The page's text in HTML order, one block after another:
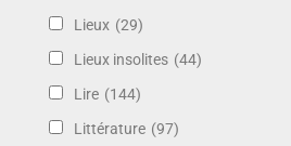
Lieux (29)
Lieux insolites (44)
Lire (144)
Littérature (97)